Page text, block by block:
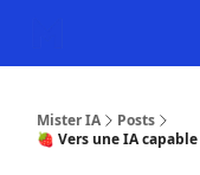
Mister IA
Posts
🍓 Vers une IA